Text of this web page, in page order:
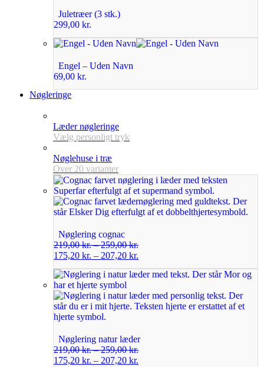
Juletræer (3 stk.)
299,00 kr.
Engel – Uden Navn
69,00 kr.
Nøgleringe
Læder nøgleringe
Vælg personligt tryk
Nøglehuse i træ
Over 20 varianter
Nøglering cognac
219,00kr.–259,00kr.
175,20 kr. – 207,20 kr.
Nøglering natur læder
219,00kr.–259,00kr.
175,20 kr. – 207,20 kr.